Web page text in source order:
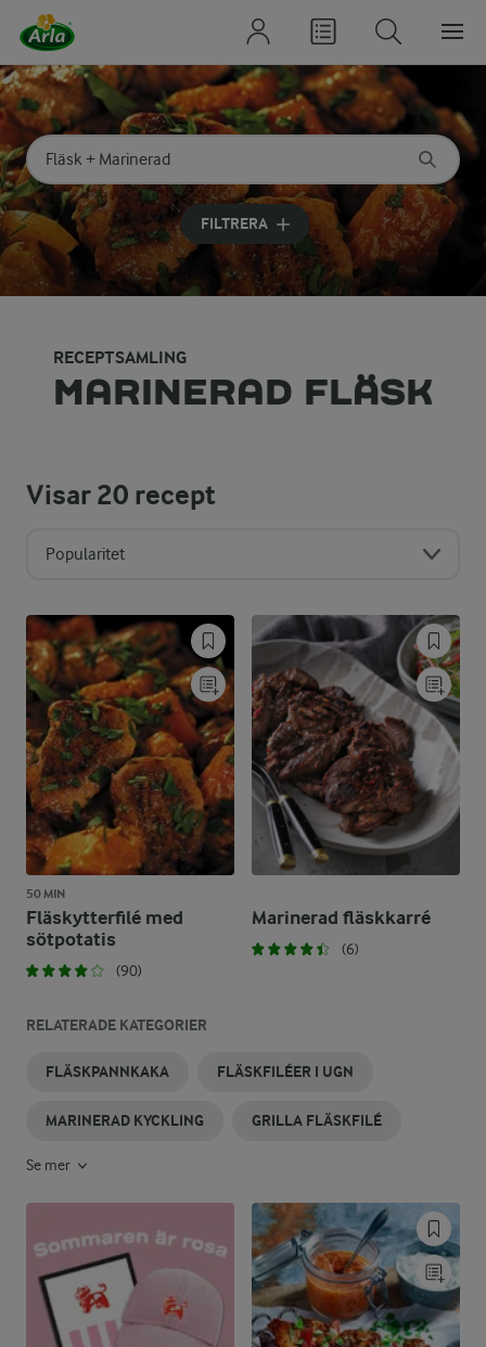
Sök på kategori eller ingrediens
Skriv in sökord för att få förslag
FILTRERA
RECEPTSAMLING
MARINERAD FLÄSK
Visar20 recept
Popularitet
50 MIN
Fläskytterfilé med
sötpotatis
(90)
Marinerad fläskkarré
(6)
RELATERADE KATEGORIER
FLÄSKPANNKAKA FLÄSKFILÉER I UGN
MARINERAD KYCKLING GRILLA FLÄSKFILÉ
Se mer